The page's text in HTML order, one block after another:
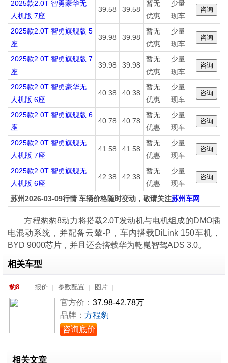
2025款2.0T 智勇豪华无
人机版 7座
39.58 39.58
暂无
优惠
少量
现车
2025款2.0T 智勇旗舰版 5
座
39.98 39.98
暂无
优惠
少量
现车
2025款2.0T 智勇旗舰版 7
座
39.98 39.98
暂无
优惠
少量
现车
2025款2.0T 智勇豪华无
人机版 6座
40.38 40.38
暂无
优惠
少量
现车
2025款2.0T 智勇旗舰版 6
座
40.78 40.78
暂无
优惠
少量
现车
2025款2.0T 智勇旗舰无
人机版 7座
41.58 41.58
暂无
优惠
少量
现车
2025款2.0T 智勇旗舰无
人机版 6座
42.38 42.38
暂无
优惠
少量
现车
苏州2026-03-09行情 车辆价格随时变动，敬请关注苏州车网
方程豹豹8动力将搭载2.0T发动机与电机组成的DMO插
电混动系统，并配备云辇-P，车内搭载DiLink 150车机，
BYD 9000芯片，并且还会搭载华为乾崑智驾ADS 3.0。
相关车型
豹8 报价 参数配置 图片
官方价： 37.98-42.78万
品牌： 方程豹
咨询底价
相关文章